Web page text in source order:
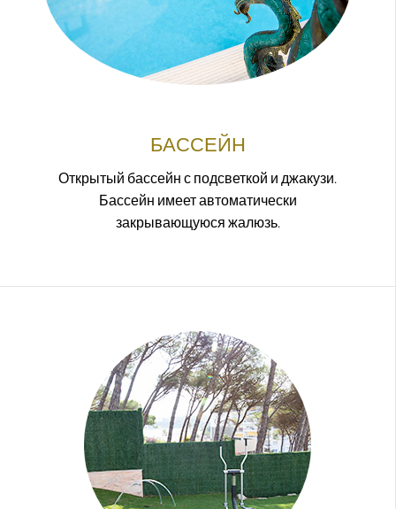
БАССЕЙН
Открытый бассейн с подсветкой и джакузи.
Бассейн имеет автоматически
закрывающуюся жалюзь.